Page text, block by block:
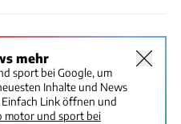
mehr
sport bei Google, um
Inhalte und News
Link öffnen und
motor und sport bei